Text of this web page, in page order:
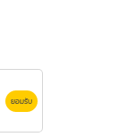
ยอมรับ